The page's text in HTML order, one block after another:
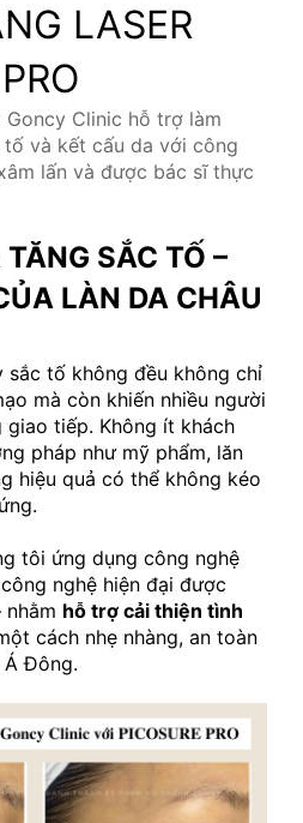
LASER
Goncy Clinic hỗ trợ làm
tố và kết cấu da với công
lấn và được bác sĩ thực
SẮC TỐ –
LÀN DA CHÂU
sắc tố không đều không chỉ
mà còn khiến nhiều người
tiếp. Không ít khách
pháp như mỹ phẩm, lăn
hiệu quả có thể không kéo
nghệ hiện đại được
hỗ trợ cải thiện tình
cách nhẹ nhàng, an toàn
Đông.